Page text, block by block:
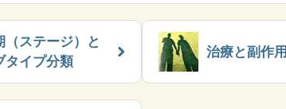
（ステージ）と
タイプ分類
治療と副作用